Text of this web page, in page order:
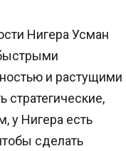
Нигера Усман
и растущими
у Нигера есть
сделать